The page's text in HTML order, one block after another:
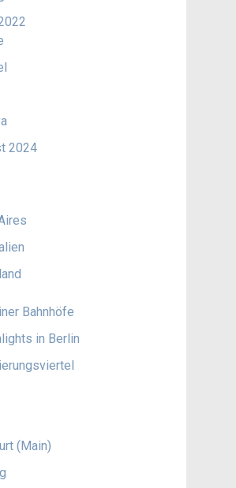
2024
Bahnhöfe
in Berlin
(Main)